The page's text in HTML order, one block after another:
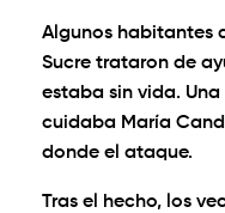
Algunos habitantes
Sucre trataron de
estaba sin vida. Una
cuidaba María
donde el ataque.
Tras el hecho, los